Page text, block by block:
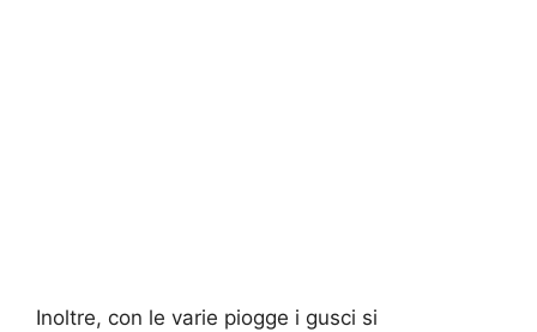
Inoltre, con le varie piogge i gusci si